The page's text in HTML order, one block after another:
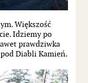
Większość
Idziemy po
prawdziwka
Diabli Kamień.